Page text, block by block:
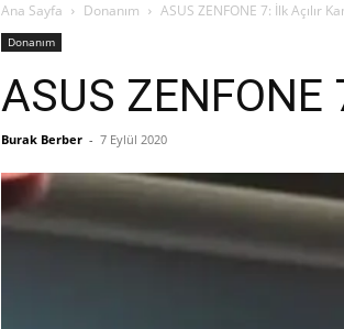
Ana Sayfa Donanım ASUS ZENFONE 7: İlk Açılır
Donanım
ASUS ZENFONE
Burak Berber - 7 Eylül 2020